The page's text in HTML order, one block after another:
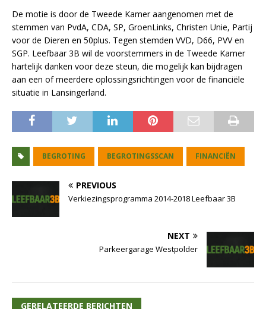
De motie is door de Tweede Kamer aangenomen met de
stemmen van PvdA, CDA, SP, GroenLinks, Christen Unie, Partij
voor de Dieren en 50plus. Tegen stemden VVD, D66, PVV en
SGP. Leefbaar 3B wil de voorstemmers in de Tweede Kamer
hartelijk danken voor deze steun, die mogelijk kan bijdragen
aan een of meerdere oplossingsrichtingen voor de financiële
situatie in Lansingerland.
BEGROTING BEGROTINGSSCAN FINANCIËN
PREVIOUS
Verkiezingsprogramma 2014-2018 Leefbaar 3B
NEXT
Parkeergarage Westpolder
GERELATEERDE BERICHTEN